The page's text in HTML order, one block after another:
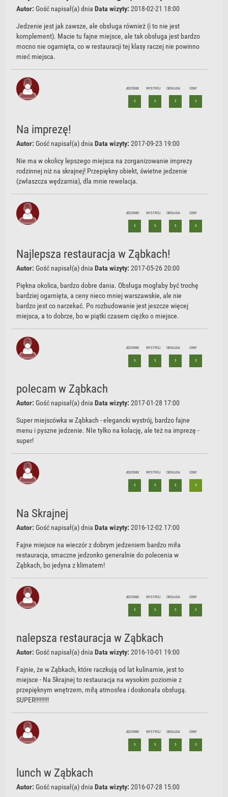
Autor: Gość napisał(a) dniaData wizyty:2018-02-21 18:00
Jedzenie jest jak zawsze, ale obsługa również (i to nie jest
komplement). Macie tu fajne miejsce, ale tak obsługa jest bardzo
mocno nie ogarnięta, co w restauracji tej klasy raczej nie powinno
mieć miejsca.
JEDZENIE
5
WYSTRÓJ
5
OBSŁUGA
5
CENY
5
Na imprezę!
Autor: Gość napisał(a) dniaData wizyty:2017-09-23 19:00
Nie ma w okolicy lepszego miejsca na zorganizowanie imprezy
rodzinnej niż na skrajnej! Przepiękny obiekt, świetne jedzenie
(zwłaszcza wędzarnia), dla mnie rewelacja.
JEDZENIE
5
WYSTRÓJ
5
OBSŁUGA
5
CENY
5
Najlepsza restauracja w Ząbkach!
Autor: Gość napisał(a) dniaData wizyty:2017-05-26 20:00
Piękna okolica, bardzo dobre dania. Obsługa mogłaby być trochę
bardziej ogarnięta, a ceny nieco mniej warszawskie, ale nie
bardzo jest co narzekać. Po rozbudowanie jest jeszcze więcej
miejsca, a to dobrze, bo w piątki czasem ciężko o miejsce.
JEDZENIE
5
WYSTRÓJ
5
OBSŁUGA
5
CENY
5
polecam w Ząbkach
Autor: Gość napisał(a) dniaData wizyty:2017-01-28 17:00
Super miejscówka w Ząbkach - elegancki wystrój, bardzo fajne
menu i pyszne jedzenie. NIe tylko na kolację, ale też na imprezę -
super!
JEDZENIE
5
WYSTRÓJ
5
OBSŁUGA
5
CENY
4
Na Skrajnej
Autor: Gość napisał(a) dniaData wizyty:2016-12-02 17:00
Fajne miejsce na wieczór z dobrym jedzeniem bardzo miła
restauracja, smaczne jedzonko generalnie do polecenia w
Ząbkach, bo jedyna z klimatem!
JEDZENIE
5
WYSTRÓJ
5
OBSŁUGA
5
CENY
5
nalepsza restauracja w Ząbkach
Autor: Gość napisał(a) dniaData wizyty:2016-10-01 19:00
Fajnie, że w Ząbkach, które raczkują od lat kulinarnie, jest to
miejsce - Na Skrajnej to restauracja na wysokim poziomie z
przepięknym wnętrzem, miłą atmosfea i doskonała obsługą.
SUPER!!!!!!!!!
JEDZENIE
5
WYSTRÓJ
5
OBSŁUGA
5
CENY
5
lunch w Ząbkach
Autor: Gość napisał(a) dniaData wizyty:2016-07-28 15:00